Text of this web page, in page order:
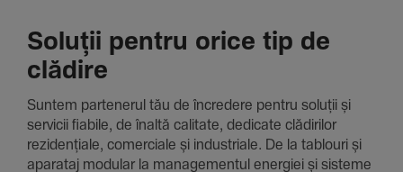
Soluții pentru orice tip de
clădire
Suntem parte­nerul tău de încre­dere pentru soluții și
servicii fiabile, de înaltă cali­tate, dedi­cate clădi­rilor
rezi­den­țiale, comer­ciale și indus­triale. De la tablouri și
aparataj modular la managementul energiei și sisteme